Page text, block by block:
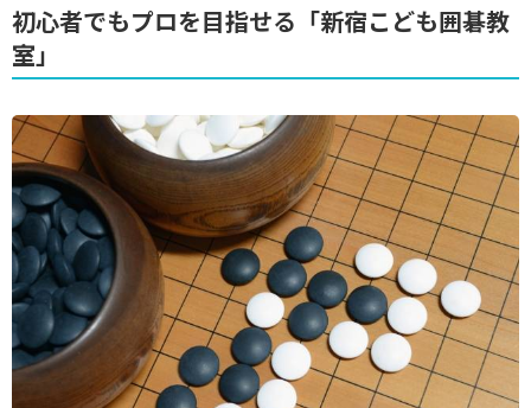
初心者でもプロを目指せる「新宿こども囲碁教
室」